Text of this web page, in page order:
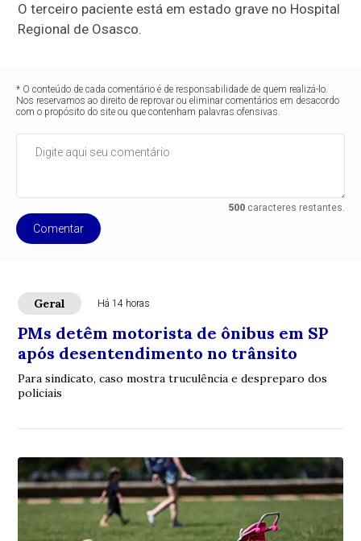
O terceiro paciente está em estado grave no Hospital
Regional de Osasco.
* O conteúdo de cada comentário é de responsabilidade de quem realizá-lo.
Nos reservamos ao direito de reprovar ou eliminar comentários em desacordo
com o propósito do site ou que contenham palavras ofensivas.
500caracteres restantes.
Comentar
Geral Há 14 horas
PMs detêm motorista de ônibus em SP
após desentendimento no trânsito
Para sindicato, caso mostra truculência e despreparo dos
policiais